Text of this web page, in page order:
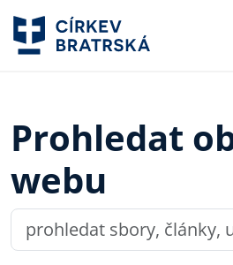
Prohledat
webu